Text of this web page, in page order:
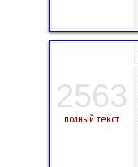
2563
полный текст